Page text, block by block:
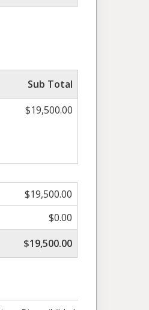
Sub Total
$19,500.00
$19,500.00
$0.00
$19,500.00